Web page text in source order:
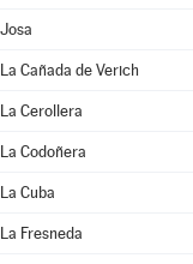
Josa
La Cañada de Verich
La Cerollera
La Codoñera
La Cuba
La Fresneda